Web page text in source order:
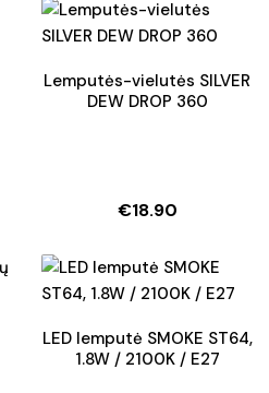
was:
€64.50.
is:
€45.15.
Lemputės-vielutės SILVER
DEW DROP 360
€18.90
LED lemputė SMOKE ST64,
1.8W / 2100K / E27